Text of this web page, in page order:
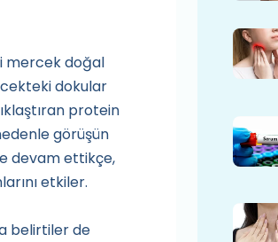
mercek doğal
dokular
protein
görüşün
devam ettikçe,
etkiler.
belirtiler de